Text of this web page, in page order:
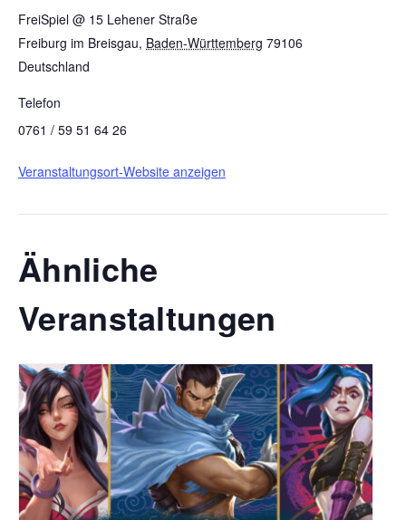
FreiSpiel @ 15 Lehener Straße
Freiburg im Breisgau, Baden-Württemberg 79106
Deutschland
Telefon
0761 / 59 51 64 26
Veranstaltungsort-Website anzeigen
Ähnliche
Veranstaltungen